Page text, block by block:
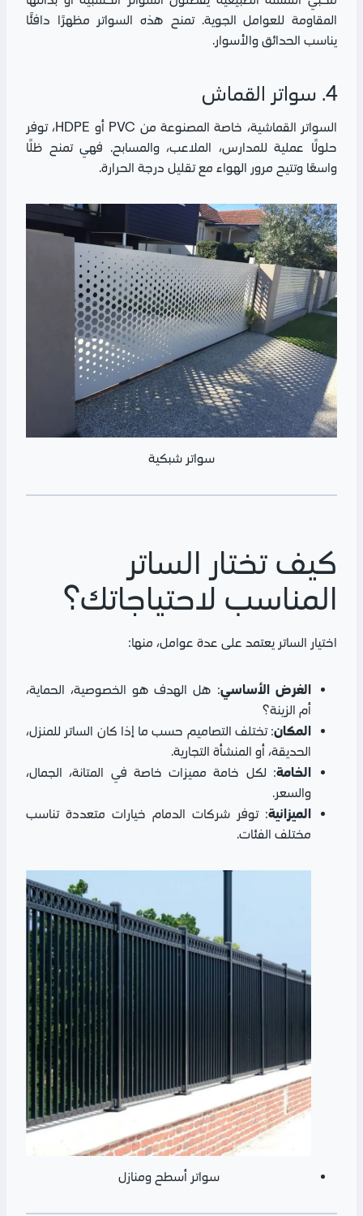
المقاومة للعوامل الجوية. تمنح هذه السواتر مظهرًا دافئًا
يناسب الحدائق والأسوار.
4. سواتر القماش
السواتر القماشية، خاصة المصنوعة من PVC أو HDPE، توفر
حلولًا عملية للمدارس، الملاعب، والمسابح. فهي تمنح ظلًا
واسعًا وتتيح مرور الهواء مع تقليل درجة الحرارة.
سواتر شبكية
كيف تختار الساتر
المناسب لاحتياجاتك؟
اختيار الساتر يعتمد على عدة عوامل، منها:
الغرض الأساسي: هل الهدف هو الخصوصية، الحماية،
أم الزينة؟
المكان: تختلف التصاميم حسب ما إذا كان الساتر للمنزل،
الحديقة، أو المنشأة التجارية.
الخامة: لكل خامة مميزات خاصة في المتانة، الجمال،
والسعر.
الميزانية: توفر شركات الدمام خيارات متعددة تناسب
مختلف الفئات.
سواتر أسطح ومنازل